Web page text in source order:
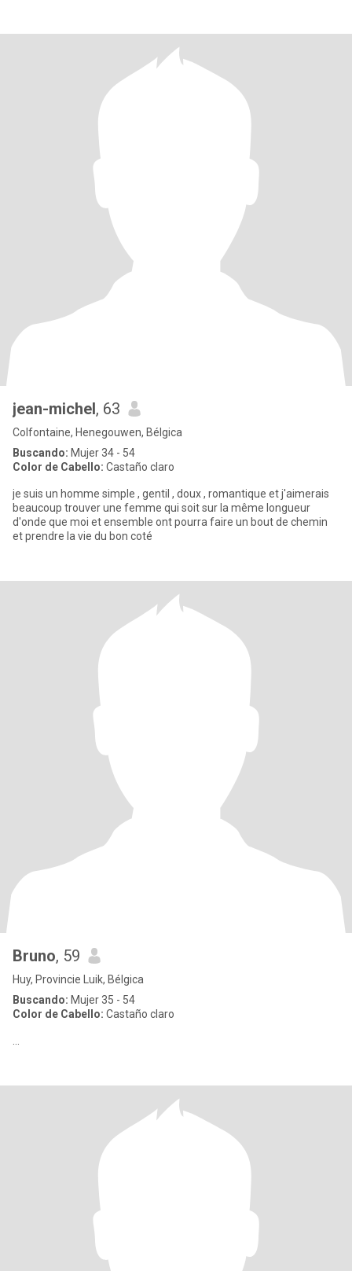
jean-michel, 63
Colfontaine, Henegouwen, Bélgica
Buscando: Mujer 34 - 54
Color de Cabello: Castaño claro
je suis un homme simple , gentil , doux , romantique et j'aimerais
beaucoup trouver une femme qui soit sur la même longueur
d'onde que moi et ensemble ont pourra faire un bout de chemin
et prendre la vie du bon coté
Bruno, 59
Huy, Provincie Luik, Bélgica
Buscando: Mujer 35 - 54
Color de Cabello: Castaño claro